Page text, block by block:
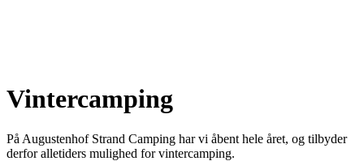
Vintercamping
På Augustenhof Strand Camping har vi åbent hele året, og tilbyder
derfor alletiders mulighed for vintercamping.